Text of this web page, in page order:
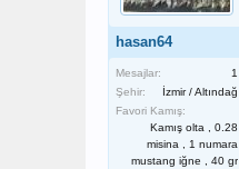
hasan64
Mesajlar:
1
Şehir:
İzmir / Altındağ
Favori Kamış:
Kamış olta , 0.28
misina , 1 numara
mustang iğne , 40 gr